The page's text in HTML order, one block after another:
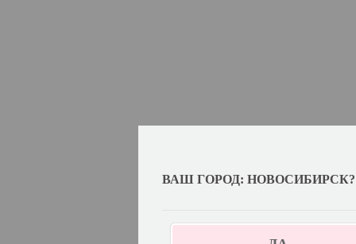
ВАШ ГОРОД: НОВОСИБИРСК?